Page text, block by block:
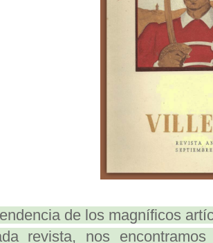
de los magníficos
revista, nos